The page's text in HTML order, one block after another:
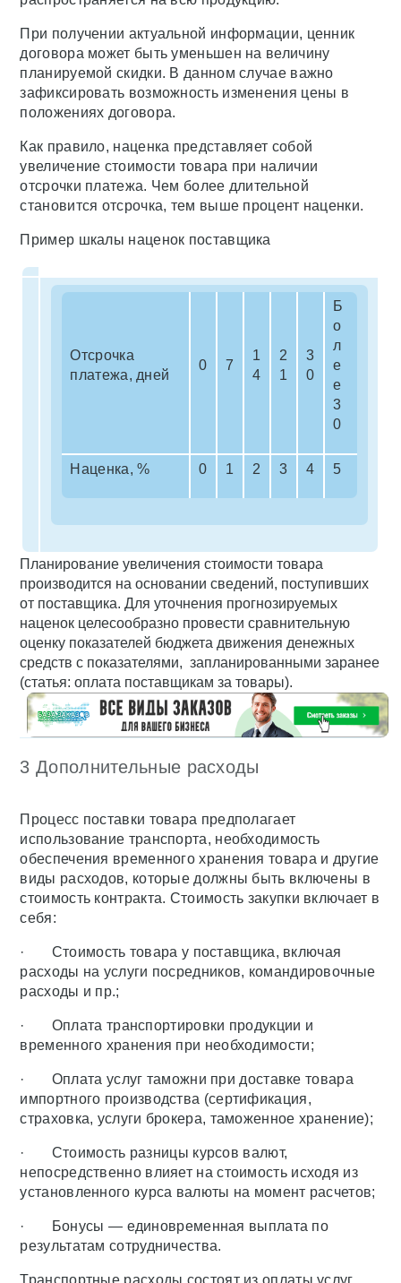
При получении актуальной информации, ценник
договора может быть уменьшен на величину
планируемой скидки. В данном случае важно
зафиксировать возможность изменения цены в
положениях договора.
Как правило, наценка представляет собой
увеличение стоимости товара при наличии
отсрочки платежа. Чем более длительной
становится отсрочка, тем выше процент наценки.
Пример шкалы наценок поставщика
Отсрочка
платежа, дней
0 7
1
4
2
1
3
0
Б
о
л
е
е
3
0
Наценка, % 0 1 2 3 4 5
Планирование увеличения стоимости товара
производится на основании сведений, поступивших
от поставщика. Для уточнения прогнозируемых
наценок целесообразно провести сравнительную
оценку показателей бюджета движения денежных
средств с показателями, запланированными заранее
(статья: оплата поставщикам за товары).
3 Дополнительные расходы
Процесс поставки товара предполагает
использование транспорта, необходимость
обеспечения временного хранения товара и другие
виды расходов, которые должны быть включены в
стоимость контракта. Стоимость закупки включает в
себя:
· Стоимость товара у поставщика, включая
расходы на услуги посредников, командировочные
расходы и пр.;
· Оплата транспортировки продукции и
временного хранения при необходимости;
· Оплата услуг таможни при доставке товара
импортного производства (сертификация,
страховка, услуги брокера, таможенное хранение);
· Стоимость разницы курсов валют,
непосредственно влияет на стоимость исходя из
установленного курса валюты на момент расчетов;
· Бонусы — единовременная выплата по
результатам сотрудничества.
Транспортные расходы состоят из оплаты услуг